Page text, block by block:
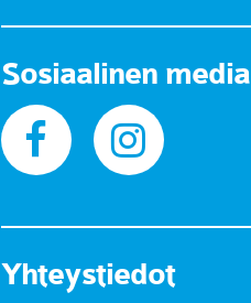
Sosiaalinen media
Yhteystiedot